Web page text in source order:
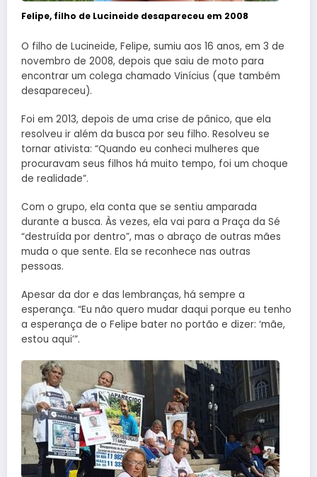
Felipe, filho de Lucineide desapareceu em 2008
O filho de Lucineide, Felipe, sumiu aos 16 anos, em 3 de
novembro de 2008, depois que saiu de moto para
encontrar um colega chamado Vinícius (que também
desapareceu).
Foi em 2013, depois de uma crise de pânico, que ela
resolveu ir além da busca por seu filho. Resolveu se
tornar ativista: “Quando eu conheci mulheres que
procuravam seus filhos há muito tempo, foi um choque
de realidade”.
Com o grupo, ela conta que se sentiu amparada
durante a busca. Às vezes, ela vai para a Praça da Sé
“destruída por dentro”, mas o abraço de outras mães
muda o que sente. Ela se reconhece nas outras
pessoas.
Apesar da dor e das lembranças, há sempre a
esperança. “Eu não quero mudar daqui porque eu tenho
a esperança de o Felipe bater no portão e dizer: ‘mãe,
estou aqui’”.